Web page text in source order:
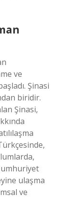
ve
Şinasi
biridir.
Şinasi,
ulaşma
ve